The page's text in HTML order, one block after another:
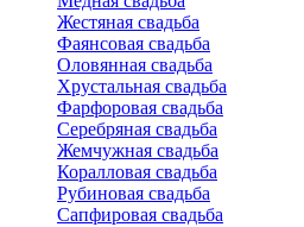
Жестяная свадьба
Фаянсовая свадьба
Оловянная свадьба
Хрустальная свадьба
Фарфоровая свадьба
Серебряная свадьба
Жемчужная свадьба
Коралловая свадьба
Рубиновая свадьба
Сапфировая свадьба